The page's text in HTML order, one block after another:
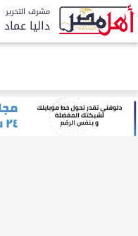
مشرف التحرير
داليا عماد